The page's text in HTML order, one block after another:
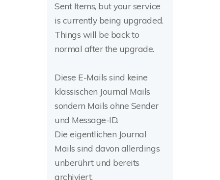
Sent Items, but your service
is currently being upgraded.
Things will be back to
normal after the upgrade.
Diese E-Mails sind keine
klassischen Journal Mails
sondern Mails ohne Sender
und Message-ID.
Die eigentlichen Journal
Mails sind davon allerdings
unberührt und bereits
archiviert.